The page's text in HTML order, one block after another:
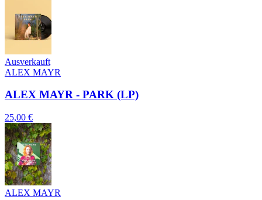
Ausverkauft
ALEX MAYR
ALEX MAYR - PARK (LP)
25,00 €
ALEX MAYR